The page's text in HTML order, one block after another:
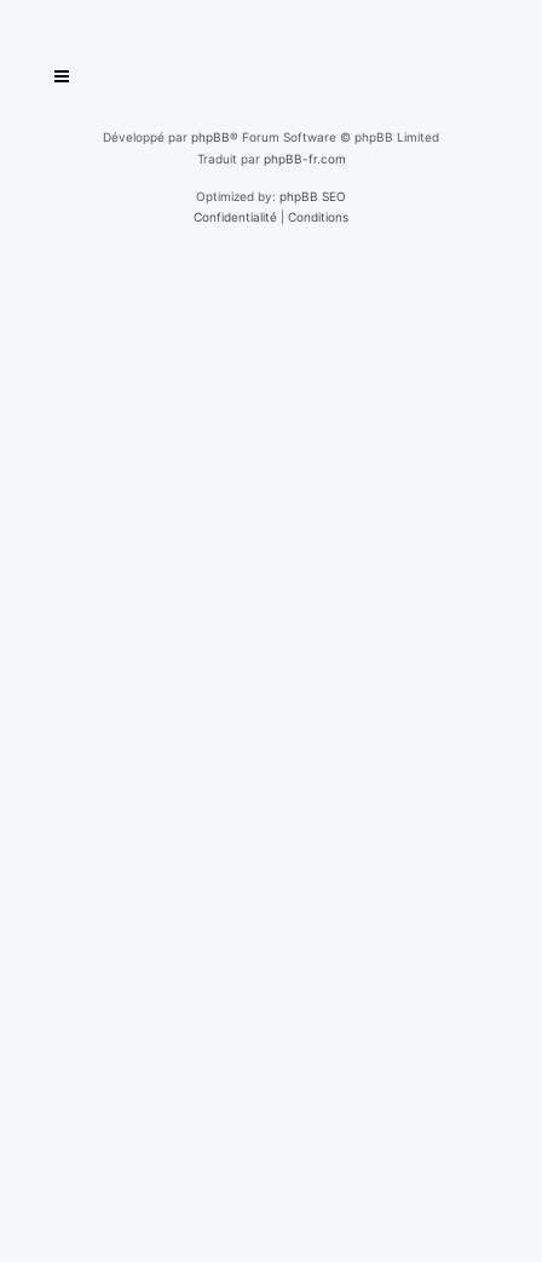
Développé par phpBB® Forum Software © phpBB Limited
Traduit par phpBB-fr.com
Optimized by: phpBB SEO
Confidentialité
Conditions